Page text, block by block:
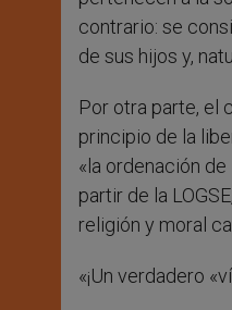
contrario: se
de sus hijos y,
Por otra parte, el
principio de la
«la ordenación
partir de la
religión y moral
«¡Un verdadero